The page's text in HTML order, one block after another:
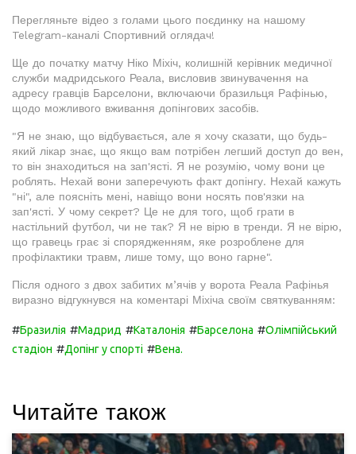
Перегляньте відео з голами цього поєдинку на нашому
Telegram-каналі Спортивний оглядач!
Ще до початку матчу Ніко Міхіч, колишній керівник медичної
служби мадридського Реала, висловив звинувачення на
адресу гравців Барселони, включаючи бразильця Рафінью,
щодо можливого вживання допінгових засобів.
"Я не знаю, що відбувається, але я хочу сказати, що будь-
який лікар знає, що якщо вам потрібен легший доступ до вен,
то він знаходиться на зап'ясті. Я не розумію, чому вони це
роблять. Нехай вони заперечують факт допінгу. Нехай кажуть
"ні", але поясніть мені, навіщо вони носять пов'язки на
зап'ясті. У чому секрет? Це не для того, щоб грати в
настільний футбол, чи не так? Я не вірю в тренди. Я не вірю,
що гравець грає зі спорядженням, яке розроблене для
профілактики травм, лише тому, що воно гарне".
Після одного з двох забитих м’ячів у ворота Реала Рафінья
виразно відгукнувся на коментарі Міхіча своїм святкуванням:
#Бразилія #Мадрид #Каталонія #Барселона #Олімпійський
стадіон #Допінг у спорті #Вена.
Читайте також